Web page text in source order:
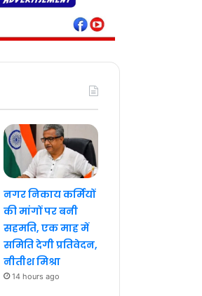
नगर निकाय कर्मियों
की मांगों पर बनी
सहमति, एक माह में
समिति देगी प्रतिवेदन,
नीतीश मिश्रा
14 hours ago